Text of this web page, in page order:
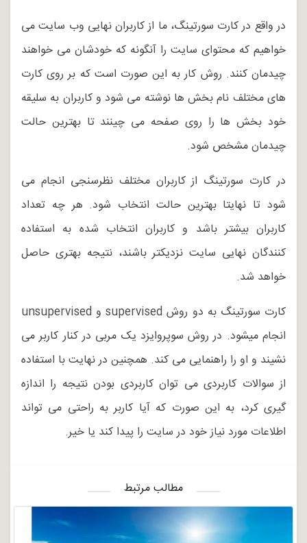
در واقع در کارت سورتینگ، ما از کاربران نهایی وب سایت می
خواهیم که محتوای سایت را آنگونه که خودشان می خواهند
چیدمان کنند. روش کار به این صورت است که بر روی کارت
های مختلف نام بخش ها نوشته می شود و کاربران به سلیقه
خود بخش ها را روی صفحه می چینند تا بهترین حالت
چیدمان مشخص شود.
در کارت سورتینگ از کاربران مختلف نظرسنجی انجام می
شود تا نهایتا بهترین حالت انتخاب شود. هر چه تعداد
کاربران بیشتر باشد و کاربران انتخاب شده به استفاده
کنندگان نهایی سایت نزدیکتر باشند، نتیجه بهتری حاصل
خواهد شد.
کارت سورتینگ به دو روش supervised و unsupervised
انجام میشود. در روش سوپروایزد یک مربی در کنار کاربر می
نشیند و او را راهنمایی می کند. همچنین در نهایت با استفاده
از سوالات کاربردی می توان کاربردی بودن نتیجه را اندازه
گیری کرد، به این صورت که آیا کاربر به راحتی می تواند
اطلاعات مورد نیاز خود در سایت را پیدا کند یا خیر.
مطالب مرتبط